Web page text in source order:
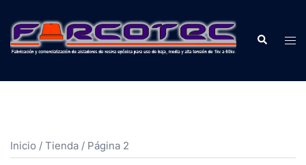
Inicio / Tienda / Página 2